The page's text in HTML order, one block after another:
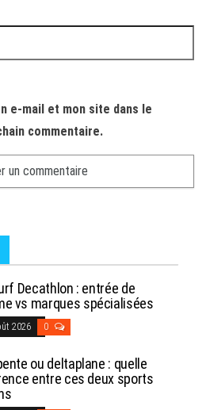
e-mail et mon site dans le
commentaire.
Decathlon : entrée de
vs marques spécialisées
2026 0
ou deltaplane : quelle
entre ces deux sports